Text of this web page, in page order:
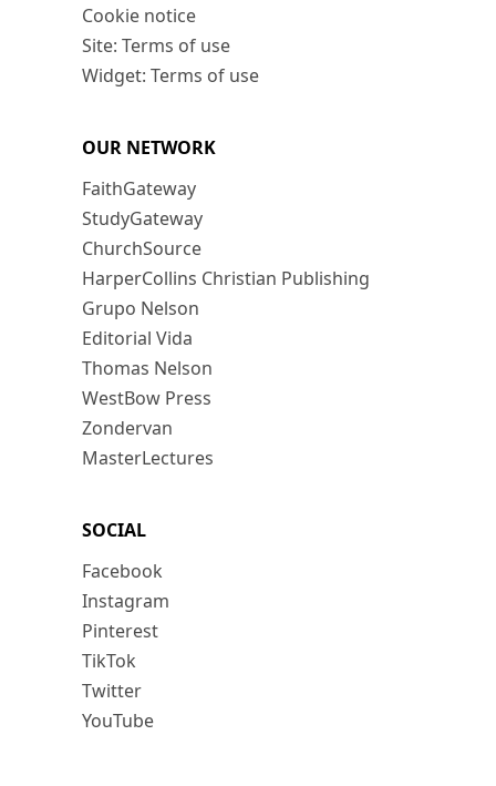
Cookie notice
Site: Terms of use
Widget: Terms of use
OUR NETWORK
FaithGateway
StudyGateway
ChurchSource
HarperCollins Christian Publishing
Grupo Nelson
Editorial Vida
Thomas Nelson
WestBow Press
Zondervan
MasterLectures
SOCIAL
Facebook
Instagram
Pinterest
TikTok
Twitter
YouTube